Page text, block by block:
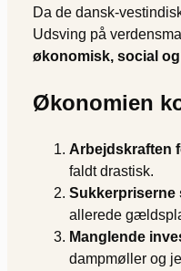
Da de dansk-
Udsving på
økonomisk, social
Økonomien
Arbejdskraften
faldt drastisk.
Sukkerpriserne
allerede
Manglende
dampmøller og